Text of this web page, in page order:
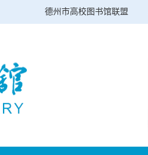
德州市高校图书馆联盟